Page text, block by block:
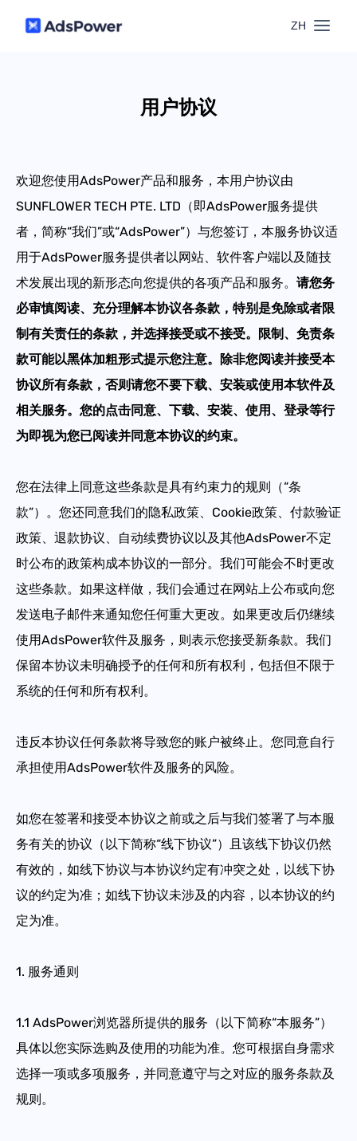
ZH
窗口同步
RPA
批量环境管理
团队协作
跨境电商
数字营销
社媒营销
票务管理
SEO & SERP
跨境导航
合作伙伴中心
帮助中心
视频教程
RPA模板
推广返现
价格
下载
预约演示
注册
用户协议
欢迎您使用AdsPower产品和服务，本用户协议由
SUNFLOWER TECH PTE. LTD（即AdsPower服务提供
者，简称“我们”或“AdsPower”）与您签订，本服务协议适
用于AdsPower服务提供者以网站、软件客户端以及随技
术发展出现的新形态向您提供的各项产品和服务。 请您务
必审慎阅读、充分理解本协议各条款，特别是免除或者限
制有关责任的条款，并选择接受或不接受。限制、免责条
款可能以黑体加粗形式提示您注意。除非您阅读并接受本
协议所有条款，否则请您不要下载、安装或使用本软件及
相关服务。您的点击同意、下载、安装、使用、登录等行
为即视为您已阅读并同意本协议的约束。
您在法律上同意这些条款是具有约束力的规则（“条
款”）。您还同意我们的隐私政策、Cookie政策、付款验证
政策、退款协议、自动续费协议以及其他AdsPower不定
时公布的政策构成本协议的一部分。我们可能会不时更改
这些条款。如果这样做，我们会通过在网站上公布或向您
发送电子邮件来通知您任何重大更改。如果更改后仍继续
使用AdsPower软件及服务，则表示您接受新条款。我们
保留本协议未明确授予的任何和所有权利，包括但不限于
系统的任何和所有权利。
违反本协议任何条款将导致您的账户被终止。您同意自行
承担使用AdsPower软件及服务的风险。
如您在签署和接受本协议之前或之后与我们签署了与本服
务有关的协议（以下简称“线下协议”）且该线下协议仍然
有效的，如线下协议与本协议约定有冲突之处，以线下协
议的约定为准；如线下协议未涉及的内容，以本协议的约
定为准。
1. 服务通则
1.1 AdsPower浏览器所提供的服务（以下简称“本服务”）
具体以您实际选购及使用的功能为准。您可根据自身需求
选择一项或多项服务，并同意遵守与之对应的服务条款及
规则。